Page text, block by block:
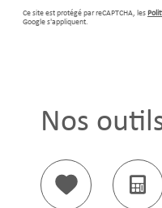
Ce site est protégé par reCAPTCHA, les
Google s'appliquent.
Nos